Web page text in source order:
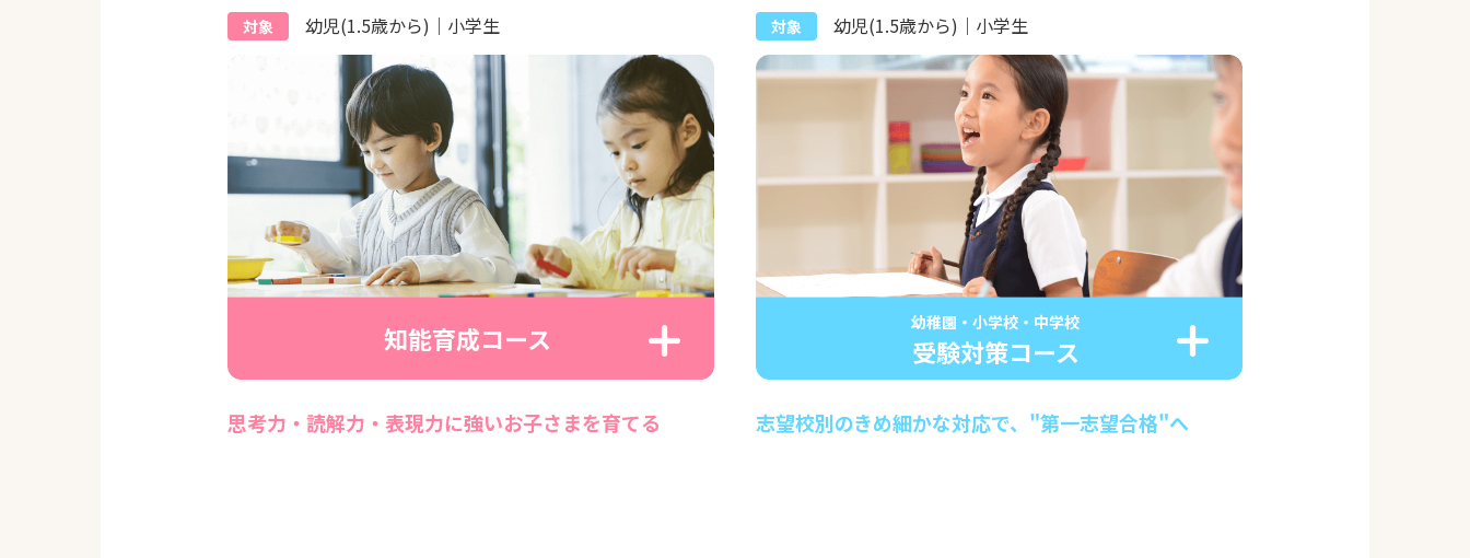
対象 幼児(1.5歳から)｜小学生
知能育成コース
思考力・読解力・表現力に強いお子さまを育てる
対象 幼児(1.5歳から)｜小学生
幼稚園・小学校・中学校
受験対策コース
志望校別のきめ細かな対応で、"第一志望合格"へ